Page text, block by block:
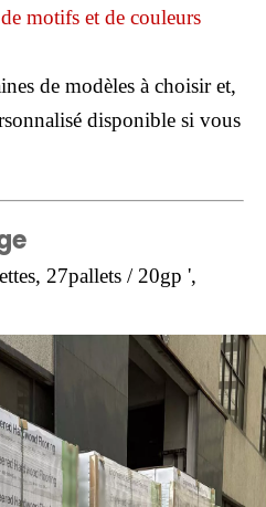
motifs et de couleurs
de modèles à choisir et,
disponible si vous
27pallets / 20gp ',